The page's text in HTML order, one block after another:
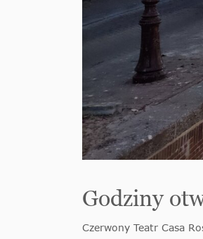
Godziny
Czerwony Teatr Casa